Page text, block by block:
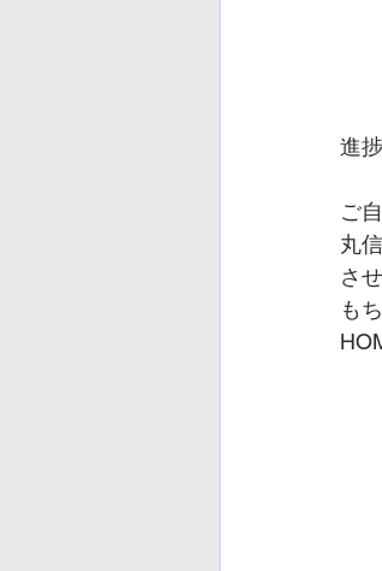
進
ご
丸
さ
も